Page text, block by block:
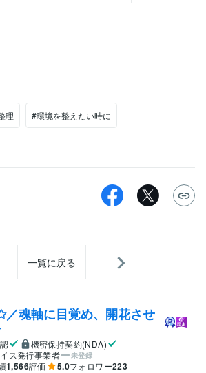
理 #環境を整えたい時に
一覧に戻る
魂軸に目覚め、開花させ
機密保持契約(NDA)
ス発行事業者
未登録
1,566評価 5.0フォロワー223